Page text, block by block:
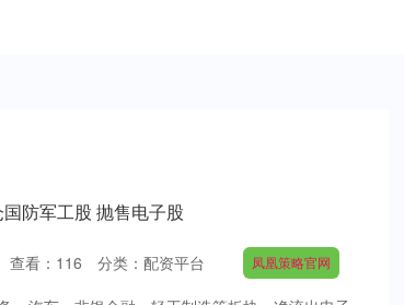
防军工股 抛售电子股
查看： 116 分类： 配资平台 凤凰策略官网